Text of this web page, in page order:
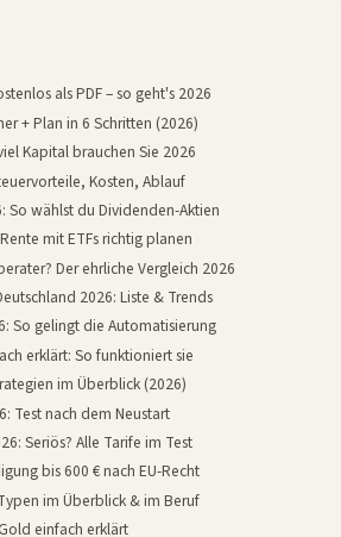
als PDF – so geht's 2026
+ Plan in 6 Schritten (2026)
Kapital brauchen Sie 2026
Kosten, Ablauf
So wählst du Dividenden-Aktien
mit ETFs richtig planen
Der ehrliche Vergleich 2026
2026: Liste & Trends
So gelingt die Automatisierung
erklärt: So funktioniert sie
im Überblick (2026)
Test nach dem Neustart
Seriös? Alle Tarife im Test
bis 600 € nach EU-Recht
im Überblick & im Beruf
einfach erklärt